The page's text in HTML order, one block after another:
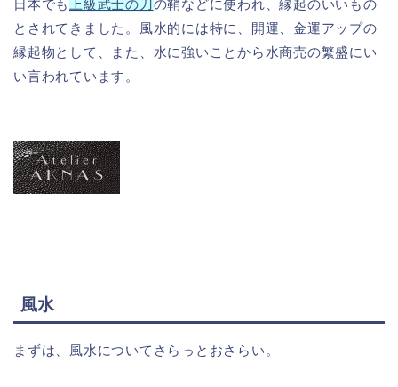
日本でも 上級武士の刀の鞘などに使われ、縁起のいいもの
とされてきました。風水的には特に、開運、金運アップの
縁起物として、また、水に強いことから水商売の繁盛にい
い言われています。
風水
まずは、風水についてさらっとおさらい。